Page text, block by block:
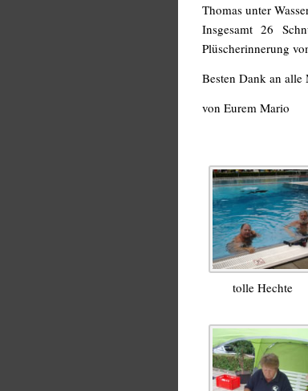
Thomas unter
Insgesamt 26
Plüscherinnerung
Besten Dank an
von Eurem Mario
tolle Hechte